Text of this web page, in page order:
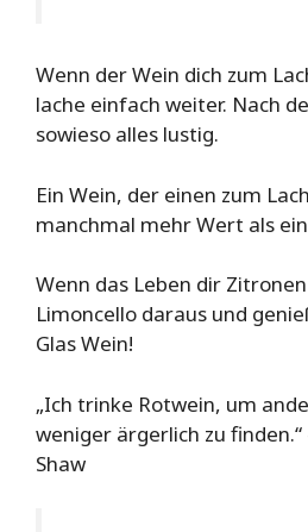
Wenn der Wein dich zum
lache einfach weiter. Nach
sowieso alles lustig.
Ein Wein, der einen zum
manchmal mehr Wert als
Wenn das Leben dir
Limoncello daraus und
Glas Wein!
„Ich trinke Rotwein, um
weniger ärgerlich zu
Shaw